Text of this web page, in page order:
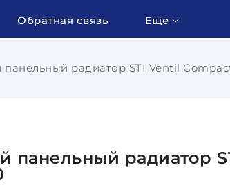
Обратная связь Еще
панельный радиатор STI Ventil
панельный радиатор